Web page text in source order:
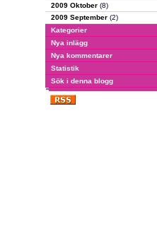
2009 Oktober (8)
2009 September (2)
Kategorier
Nya inlägg
Nya kommentarer
Statistik
Sök i denna blogg